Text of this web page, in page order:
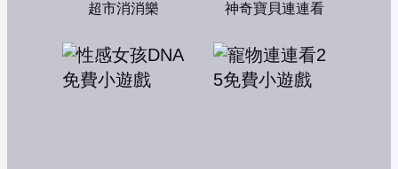
超市消消樂 神奇寶貝連連看